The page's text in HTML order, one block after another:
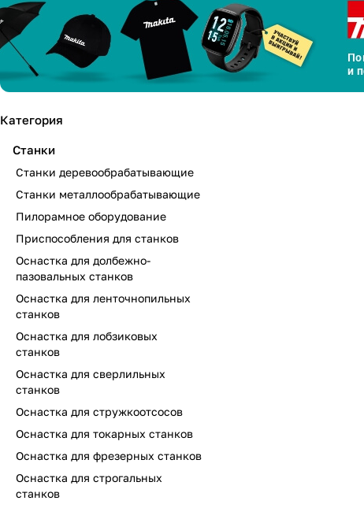
Категория
Станки
Станки деревообрабатывающие
Станки металлообрабатывающие
Пилорамное оборудование
Приспособления для станков
Оснастка для долбежно-
пазовальных станков
Оснастка для ленточнопильных
станков
Оснастка для лобзиковых
станков
Оснастка для сверлильных
станков
Оснастка для стружкоотсосов
Оснастка для токарных станков
Оснастка для фрезерных станков
Оснастка для строгальных
станков